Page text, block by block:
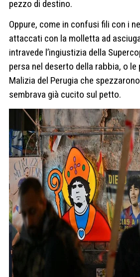
pezzo di destino.
Oppure, come in confusi fili con i
attaccati con la molletta ad
intravede l’ingiustizia della
persa nel deserto della rabbia, o
Malizia del Perugia che
sembrava già cucito sul petto.